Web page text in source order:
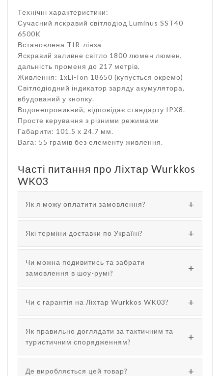
Технічні характеристики:
Сучасний яскравий світлодіод Luminus SST40
6500K
Встановлена TIR-лінза
Яскравий заливне світло 1800 люмен люмен,
дальність променя до 217 метрів.
Живлення: 1xLi-Ion 18650 (купується окремо)
Світлодіодний індикатор заряду акумулятора,
вбудований у кнопку.
Водонепроникний, відповідає стандарту IPХ8.
Просте керування з різними режимами
Габарити: 101.5 x 24.7 мм.
Вага: 55 грамів без елементу живлення.
Часті питання про Ліхтар Wurkkos
WK03
Як я можу оплатити замовлення?
Які терміни доставки по Україні?
Чи можна подивитись та забрати
замовлення в шоу-румі?
Чи є гарантія на Ліхтар Wurkkos WK03?
Як правильно доглядати за тактичним та
туристичним спорядженням?
Де виробляється цей товар?